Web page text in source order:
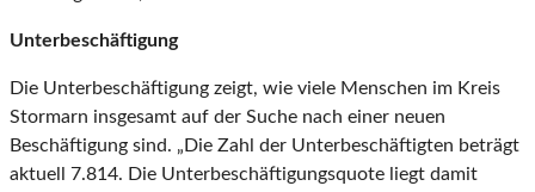
Unterbeschäftigung
Die Unterbeschäftigung zeigt, wie viele Menschen im Kreis
Stormarn insgesamt auf der Suche nach einer neuen
Beschäftigung sind. „Die Zahl der Unterbeschäftigten beträgt
aktuell 7.814. Die Unterbeschäftigungsquote liegt damit